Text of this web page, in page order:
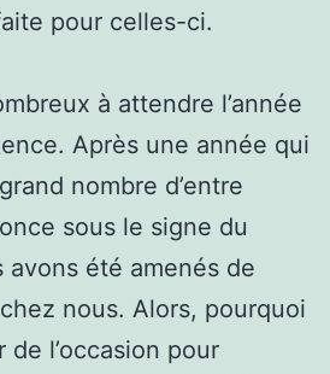
pour celles-ci.
à attendre l’année
Après une année qui
nombre d’entre
sous le signe du
avons été amenés de
nous. Alors, pourquoi
l’occasion pour